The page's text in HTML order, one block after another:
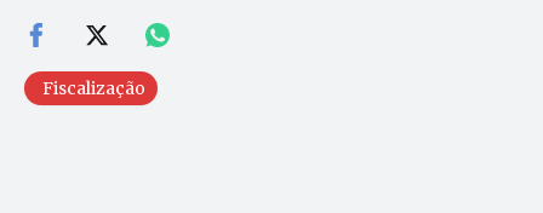
Fiscalização